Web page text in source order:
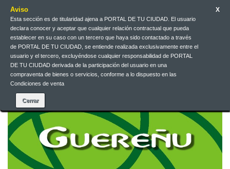
Aviso
Esta sección es de titularidad ajena a PORTAL DE TU CIUDAD. El usuario
declara conocer y aceptar que cualquier relación contractual que pueda
establecer en su caso con un tercero que haya sido contactado a través
de PORTAL DE TU CIUDAD, se entiende realizada exclusivamente entre el
usuario y el tercero, excluyéndose cualquier responsabilidad de PORTAL
DE TU CIUDAD derivada de la participación del usuario en una
compraventa de bienes o servicios, conforme a lo dispuesto en las
Condiciones de venta
X
EUR
English
Contact us